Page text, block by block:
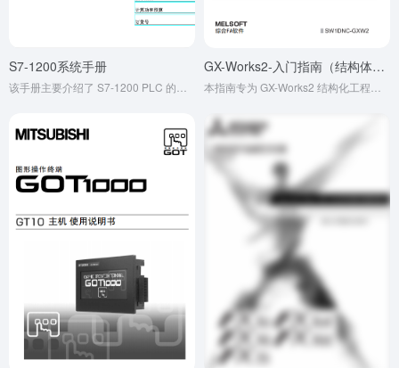
S7-1200系统手册 GX-Works2-入门指南（结构体工程篇）